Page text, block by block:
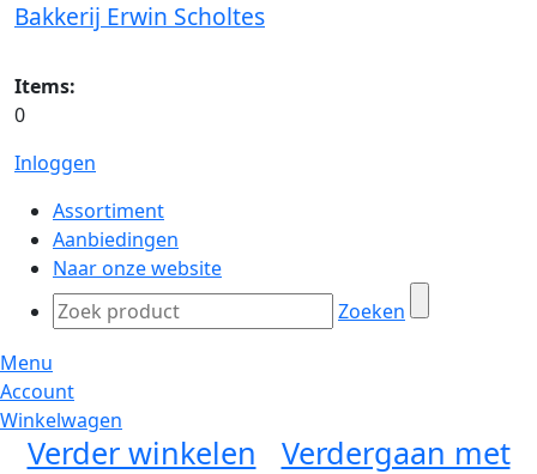
Bakkerij Erwin Scholtes
Items:
0
Inloggen
Assortiment
Aanbiedingen
Naar onze website
Zoeken
Menu
Account
Winkelwagen
Verder winkelen
Verdergaan met